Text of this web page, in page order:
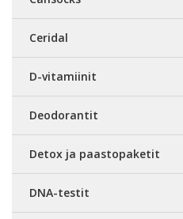
Ceridal
D-vitamiinit
Deodorantit
Detox ja paastopaketit
DNA-testit